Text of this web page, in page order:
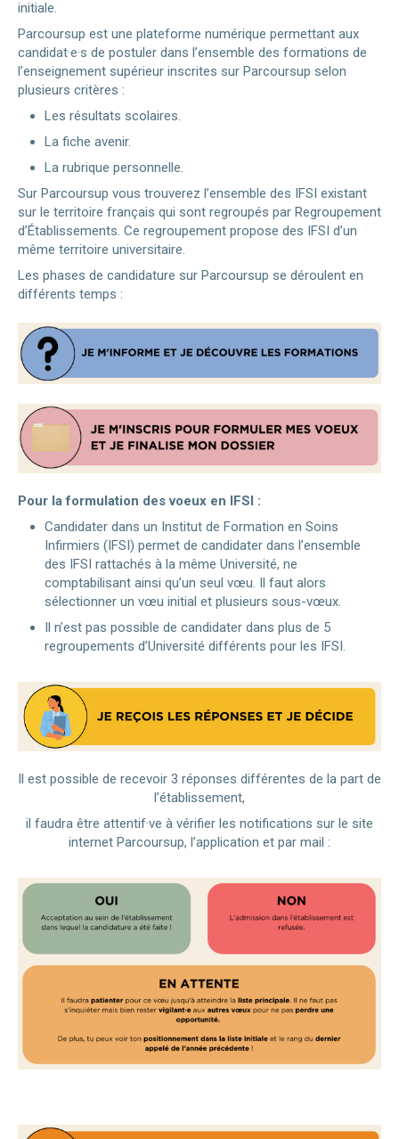
initiale.
Parcoursup est une plateforme numérique permettant aux
candidat·e·s de postuler dans l’ensemble des formations de
l’enseignement supérieur inscrites sur Parcoursup selon
plusieurs critères :
Les résultats scolaires.
La fiche avenir.
La rubrique personnelle.
Sur Parcoursup vous trouverez l’ensemble des IFSI existant
sur le territoire français qui sont regroupés par Regroupement
d’Établissements. Ce regroupement propose des IFSI d’un
même territoire universitaire.
Les phases de candidature sur Parcoursup se déroulent en
différents temps :
Pour la formulation des voeux en IFSI :
Candidater dans un Institut de Formation en Soins
Infirmiers (IFSI) permet de candidater dans l’ensemble
des IFSI rattachés à la même Université, ne
comptabilisant ainsi qu’un seul vœu. Il faut alors
sélectionner un vœu initial et plusieurs sous-vœux.
Il n’est pas possible de candidater dans plus de 5
regroupements d’Université différents pour les IFSI.
Il est possible de recevoir 3 réponses différentes de la part de
l’établissement,
il faudra être attentif·ve à vérifier les notifications sur le site
internet Parcoursup, l’application et par mail :